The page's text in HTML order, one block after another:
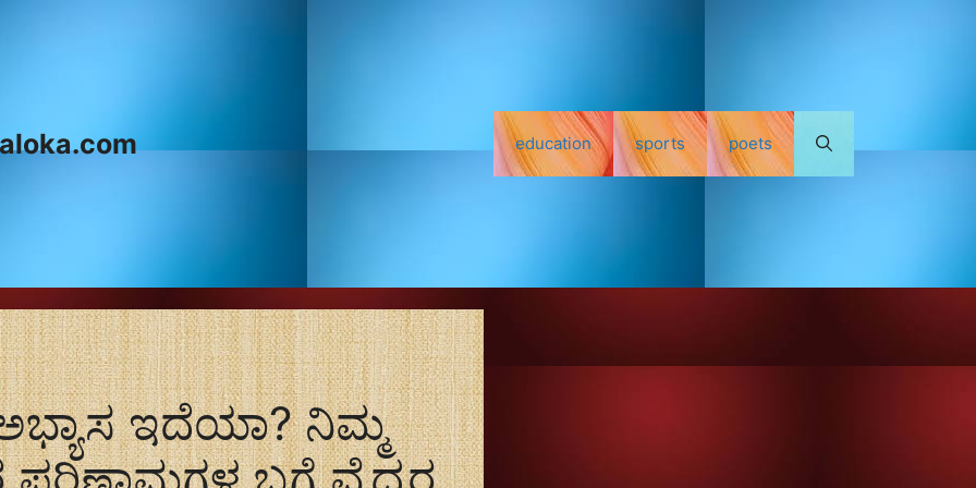
education sports poets
ಇದೆಯಾ? ನಿಮ್ಮ